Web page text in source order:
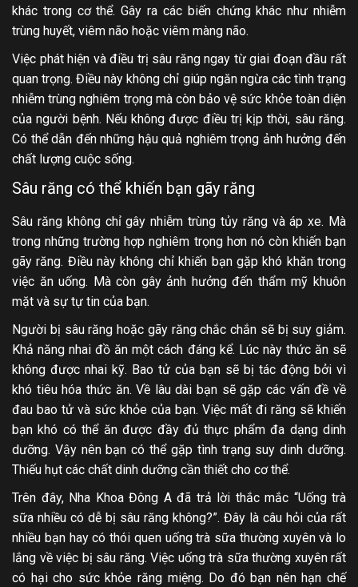
khác trong cơ thể. Gây ra các biến chứng khác như nhiễm
trùng huyết, viêm não hoặc viêm màng não.
Việc phát hiện và điều trị sâu răng ngay từ giai đoạn đầu rất
quan trọng. Điều này không chỉ giúp ngăn ngừa các tình trạng
nhiễm trùng nghiêm trọng mà còn bảo vệ sức khỏe toàn diện
của người bệnh. Nếu không được điều trị kịp thời, sâu răng.
Có thể dẫn đến những hậu quả nghiêm trọng ảnh hưởng đến
chất lượng cuộc sống.
Sâu răng có thể khiến bạn gãy răng
Sâu răng không chỉ gây nhiễm trùng tủy răng và áp xe. Mà
trong những trường hợp nghiêm trọng hơn nó còn khiến bạn
gãy răng. Điều này không chỉ khiến bạn gặp khó khăn trong
việc ăn uống. Mà còn gây ảnh hưởng đến thẩm mỹ khuôn
mặt và sự tự tin của bạn.
Người bị sâu răng hoặc gãy răng chắc chắn sẽ bị suy giảm.
Khả năng nhai đồ ăn một cách đáng kể. Lúc này thức ăn sẽ
không được nhai kỹ. Bao tử của bạn sẽ bị tác động bởi vì
khó tiêu hóa thức ăn. Về lâu dài bạn sẽ gặp các vấn đề về
đau bao tử và sức khỏe của bạn. Việc mất đi răng sẽ khiến
bạn khó có thể ăn được đầy đủ thực phẩm đa dạng dinh
dưỡng. Vậy nên bạn có thể gặp tình trạng suy dinh dưỡng.
Thiếu hụt các chất dinh dưỡng cần thiết cho cơ thể.
Trên đây, Nha Khoa Đông A đã trả lời thắc mắc “Uống trà
sữa nhiều có dễ bị sâu răng không?”. Đây là câu hỏi của rất
nhiều bạn hay có thói quen uống trà sữa thường xuyên và lo
lắng về việc bị sâu răng. Việc uống trà sữa thường xuyên rất
có hại cho sức khỏe răng miệng. Do đó bạn nên hạn chế